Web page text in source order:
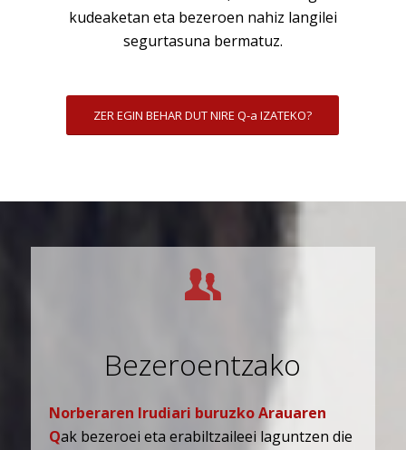
kudeaketan eta bezeroen nahiz langilei
segurtasuna bermatuz.
ZER EGIN BEHAR DUT NIRE Q-a IZATEKO?
Bezeroentzako
Norberaren Irudiari buruzko Arauaren
Qak bezeroei eta erabiltzaileei laguntzen die